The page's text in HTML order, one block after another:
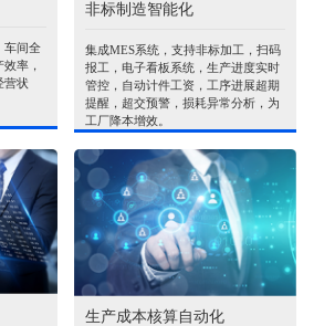
车间全
率，
营状
非标制造智能化
集成MES系统，支持非标加工，扫码
报工，电子看板系统，生产进度实时
管控，自动计件工资，工序进展超期
提醒，超交预警，损耗异常分析，为
工厂降本增效。
生产成本核算自动化